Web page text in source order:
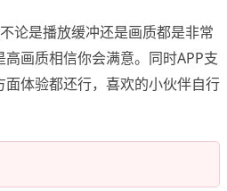
论是播放缓冲还是画质都是非常
画质相信你会满意。同时APP支
体验都还行，喜欢的小伙伴自行